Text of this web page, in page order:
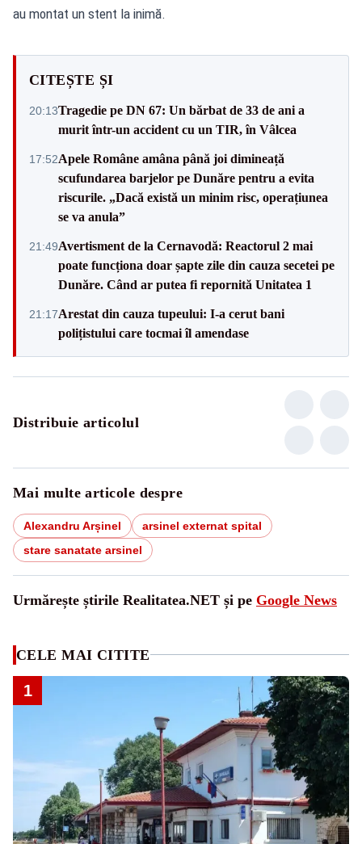
au montat un stent la inimă.
CITEȘTE ȘI
20:13Tragedie pe DN 67: Un bărbat de 33 de ani a
murit într-un accident cu un TIR, în Vâlcea
17:52Apele Române amâna până joi dimineață
scufundarea barjelor pe Dunăre pentru a evita
riscurile. „Dacă există un minim risc, operațiunea
se va anula”
21:49Avertisment de la Cernavodă: Reactorul 2 mai
poate funcționa doar șapte zile din cauza secetei pe
Dunăre. Când ar putea fi repornită Unitatea 1
21:17Arestat din cauza tupeului: I-a cerut bani
polițistului care tocmai îl amendase
Distribuie articolul
Mai multe articole despre
Alexandru Arșinel
arsinel externat spital
stare sanatate arsinel
Urmărește știrile Realitatea.NET și pe Google News
CELE MAI CITITE
1